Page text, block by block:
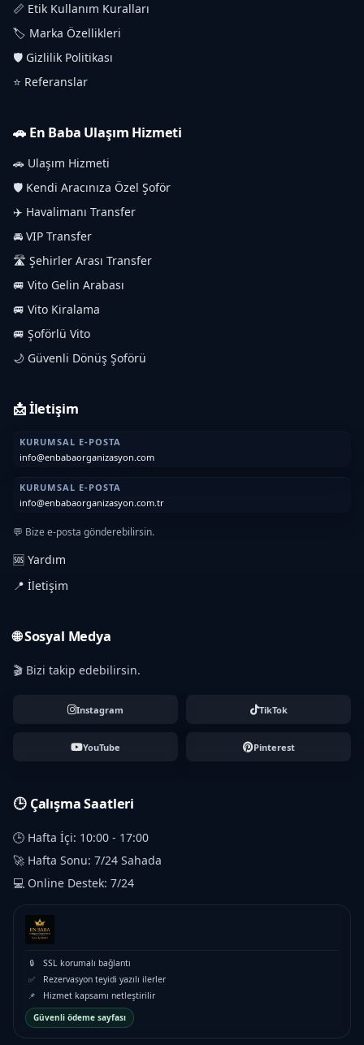
📏 Etik Kullanım Kuralları
🏷️ Marka Özellikleri
🛡️ Gizlilik Politikası
⭐ Referanslar
🚗 En Baba Ulaşım Hizmeti
🚗 Ulaşım Hizmeti
🛡️ Kendi Aracınıza Özel Şoför
✈️ Havalimanı Transfer
🚘 VIP Transfer
🛣️ Şehirler Arası Transfer
🚐 Vito Gelin Arabası
🚐 Vito Kiralama
🚐 Şoförlü Vito
🌙 Güvenli Dönüş Şoförü
📩 İletişim
KURUMSAL E-POSTA
info@enbabaorganizasyon.com
KURUMSAL E-POSTA
info@enbabaorganizasyon.com.tr
💬 Bize e-posta gönderebilirsin.
🆘 Yardım
📍 İletişim
🌐 Sosyal Medya
🎬 Bizi takip edebilirsin.
Instagram TikTok
YouTube Pinterest
🕒 Çalışma Saatleri
🕒 Hafta İçi: 10:00 - 17:00
🚀 Hafta Sonu: 7/24 Sahada
💻 Online Destek: 7/24
🔒
SSL korumalı bağlantı
✅
Rezervasyon teyidi yazılı ilerler
📌
Hizmet kapsamı netleştirilir
Güvenli ödeme sayfası